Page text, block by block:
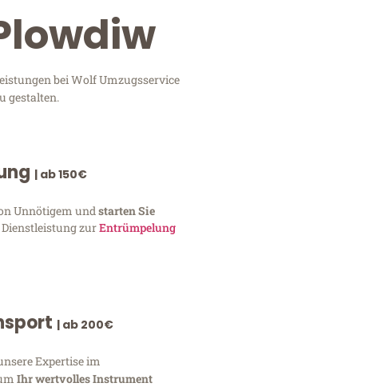
bei Wolf Umzugsservice
gestalten.
| ab 150€
Unnötigem undstarten Sie
zurEntrümpelung
| ab 200€
Expertise im
Ihr wertvolles Instrument